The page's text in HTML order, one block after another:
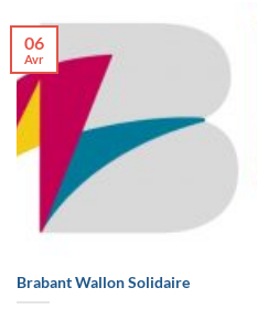
Brabant Wallon Solidaire
06
Avr